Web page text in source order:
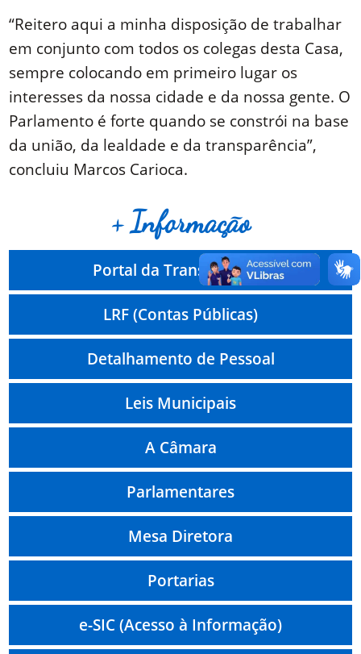
“Reitero aqui a minha disposição de trabalhar
em conjunto com todos os colegas desta Casa,
sempre colocando em primeiro lugar os
interesses da nossa cidade e da nossa gente. O
Parlamento é forte quando se constrói na base
da união, da lealdade e da transparência”,
concluiu Marcos Carioca.
+ Informação
Portal da Transparência
LRF (Contas Públicas)
Detalhamento de Pessoal
Leis Municipais
A Câmara
Parlamentares
Mesa Diretora
Portarias
e-SIC (Acesso à Informação)